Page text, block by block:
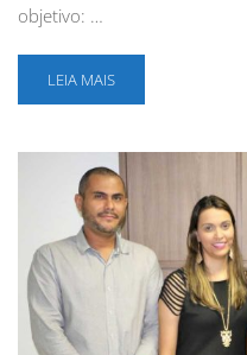
objetivo: …
LEIA MAIS